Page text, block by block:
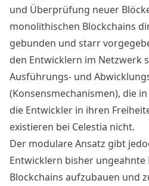
und Überprüfung neuer
monolithischen Blockchains
gebunden und starr
den Entwicklern im Netzwerk
Ausführungs- und
(Konsensmechanismen), die
die Entwickler in ihren
existieren bei Celestia nicht.
Der modulare Ansatz gibt
Entwicklern bisher ungeahnte
Blockchains aufzubauen und